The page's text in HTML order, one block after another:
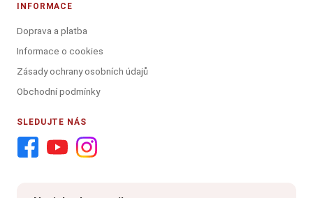
INFORMACE
Doprava a platba
Informace o cookies
Zásady ochrany osobních údajů
Obchodní podmínky
SLEDUJTE NÁS